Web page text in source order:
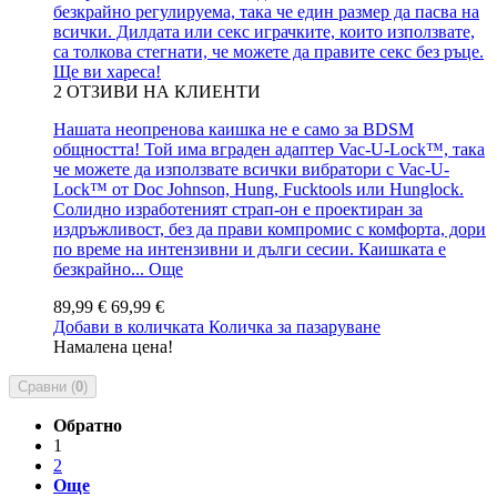
безкрайно регулируема, така че един размер да пасва на
всички. Дилдата или секс играчките, които използвате,
са толкова стегнати, че можете да правите секс без ръце.
Ще ви хареса!
2 ОТЗИВИ НА КЛИЕНТИ
Нашата неопренова каишка не е само за BDSM
общността! Той има вграден адаптер Vac-U-Lock™, така
че можете да използвате всички вибратори с Vac-U-
Lock™ от Doc Johnson, Hung, Fucktools или Hunglock.
Солидно изработеният страп-он е проектиран за
издръжливост, без да прави компромис с комфорта, дори
по време на интензивни и дълги сесии. Каишката е
безкрайно... Още
89,99 € 69,99 €
Добави в количката Количка за пазаруване
Намалена цена!
Сравни (0)
Обратно
1
2
Още